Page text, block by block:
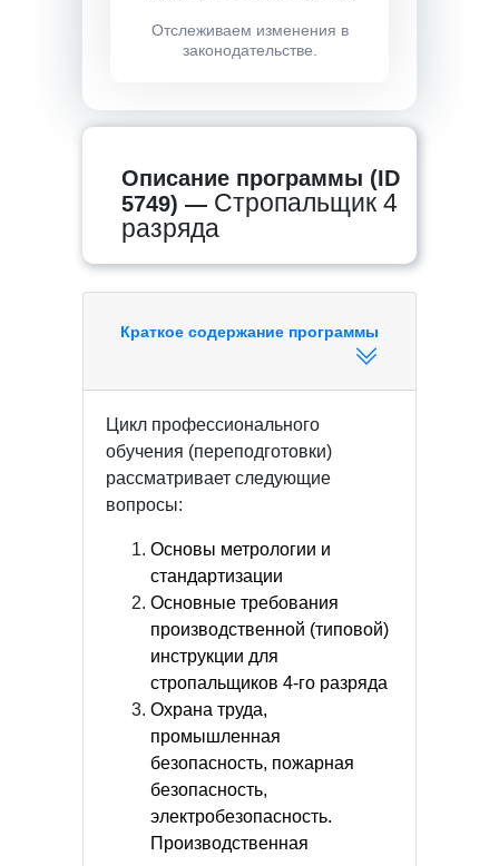
Отслеживаем изменения в
законодательстве.
Описание программы (ID
5749) — Стропальщик 4
разряда
Краткое содержание программы
Цикл профессионального
обучения (переподготовки)
рассматривает следующие
вопросы:
Основы метрологии и
стандартизации
Основные требования
производственной (типовой)
инструкции для
стропальщиков 4-го разряда
Охрана труда,
промышленная
безопасность, пожарная
безопасность,
электробезопасность.
Производственная